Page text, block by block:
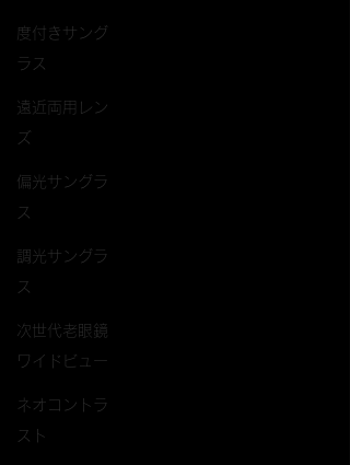
度付きサング
ラス
遠近両用レン
ズ
偏光サングラ
ス
調光サングラ
ス
次世代老眼鏡
ワイドビュー
ネオコントラ
スト